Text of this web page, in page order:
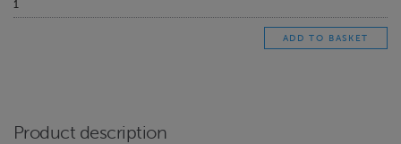
Product description